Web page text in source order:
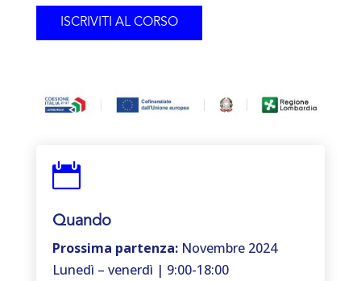
ISCRIVITI AL CORSO

Quando
Prossima partenza: Novembre 2024
Lunedì – venerdì | 9:00-18:00